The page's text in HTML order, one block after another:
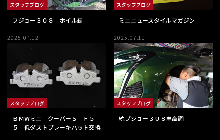
スタッフブログ
プジョー３０８ ホイル編
スタッフブログ
ミニニュースタイルマガジン
2025.07.12
スタッフブログ
ＢＭＷミニ クーパーＳ Ｆ５
５ 低ダストブレーキパット交換
2025.07.11
スタッフブログ
続プジョー３０８車高調